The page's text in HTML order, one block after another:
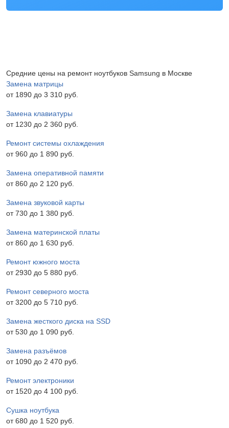
Средние цены на ремонт ноутбуков Samsung в Москве
Замена матрицы
от 1890 до 3 310 pyб.
Замена клавиатуры
от 1230 до 2 360 pyб.
Ремонт системы охлаждения
от 960 до 1 890 pyб.
Замена оперативной памяти
от 860 до 2 120 pyб.
Замена звуковой карты
от 730 до 1 380 pyб.
Замена материнской платы
от 860 до 1 630 pyб.
Ремонт южного моста
от 2930 до 5 880 pyб.
Ремонт северного моста
от 3200 до 5 710 pyб.
Замена жесткого диска на SSD
от 530 до 1 090 pyб.
Замена разъёмов
от 1090 до 2 470 pyб.
Ремонт электроники
от 1520 до 4 100 pyб.
Сушка ноутбука
от 680 до 1 520 pyб.